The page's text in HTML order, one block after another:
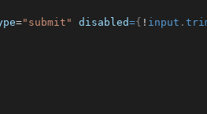
=" submit " disabled={ ! input .